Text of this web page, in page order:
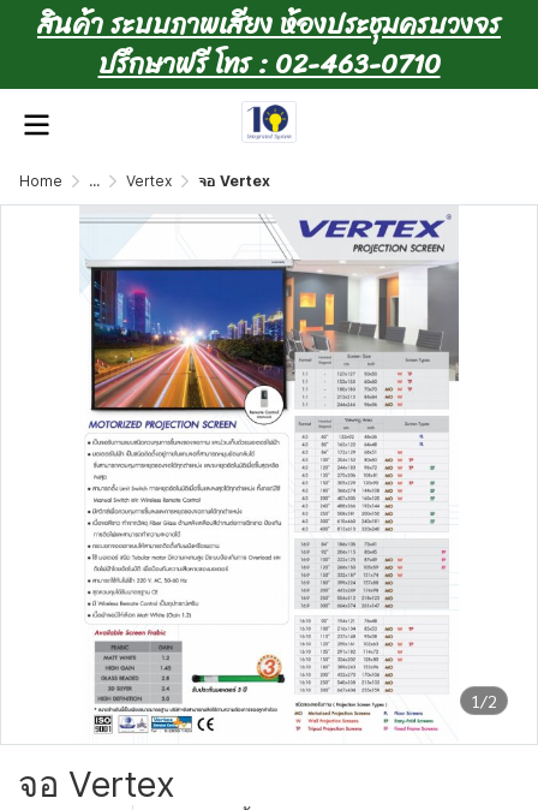
สินค้า ระบบภาพเสียง ห้องประชุมครบวงจร
ปรึกษาฟรี โทร : 02-463-0710
Home ... Vertex จอ Vertex
1/2
จอ Vertex